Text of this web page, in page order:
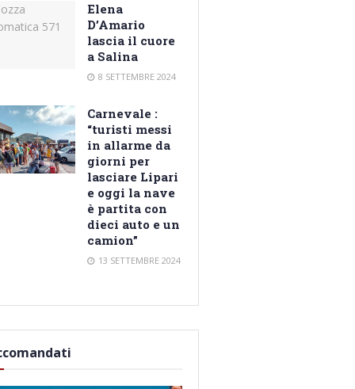
Elena
D’Amario
lascia il cuore
a Salina
8 SETTEMBRE 2024
Carnevale :
“turisti messi
in allarme da
giorni per
lasciare Lipari
e oggi la nave
è partita con
dieci auto e un
camion”
13 SETTEMBRE 2024